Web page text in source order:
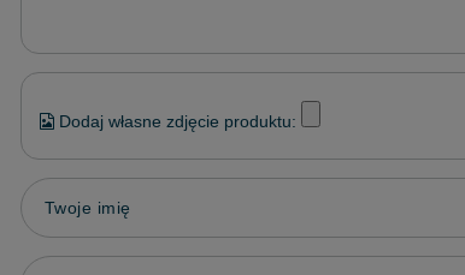
Dodaj własne zdjęcie produktu:
Twoje imię